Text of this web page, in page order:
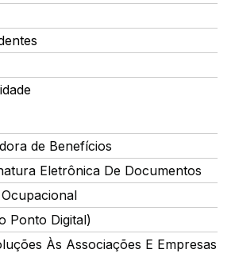
de Benefícios
Eletrônica De Documentos
Ponto Digital)
Às Associações E Empresas